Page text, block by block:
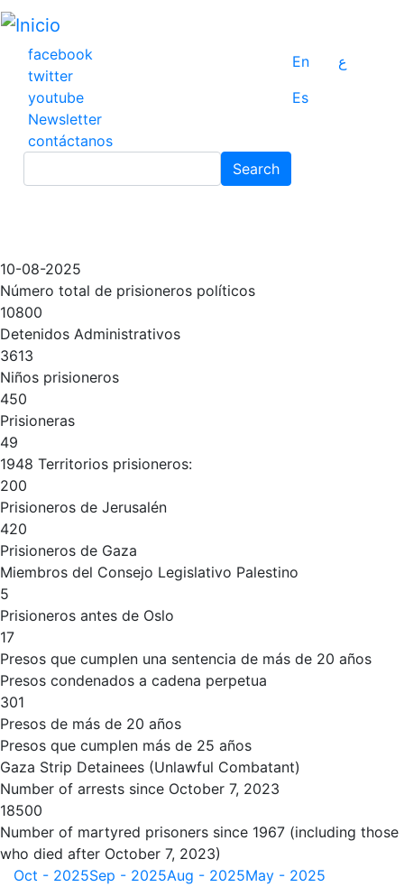
Pasar
contenido
principal
facebook
twitter
youtube
Newsletter
contáctanos
En
ع
Es
Search
10-08-2025
Número total de prisioneros políticos
10800
Detenidos Administrativos
3613
Niños prisioneros
450
Prisioneras
49
1948 Territorios prisioneros:
200
Prisioneros de Jerusalén
420
Prisioneros de Gaza
Miembros del Consejo Legislativo Palestino
5
Prisioneros antes de Oslo
17
Presos que cumplen una sentencia de más de 20 años
Presos condenados a cadena perpetua
301
Presos de más de 20 años
Presos que cumplen más de 25 años
Gaza Strip Detainees (Unlawful Combatant)
Number of arrests since October 7, 2023
18500
Number of martyred prisoners since 1967 (including those
who died after October 7, 2023)
Oct - 2025Sep - 2025Aug - 2025May - 2025